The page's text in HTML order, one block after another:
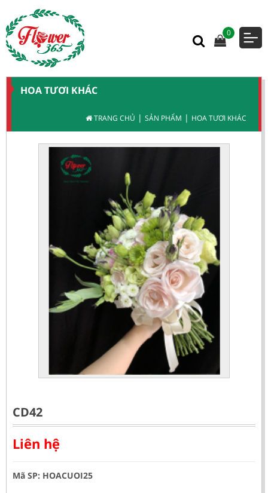
0
HOA TƯƠI KHÁC
TRANG CHỦ | SẢN PHẨM | HOA TƯƠI KHÁC
CD42
Liên hệ
Mã SP: HOACUOI25